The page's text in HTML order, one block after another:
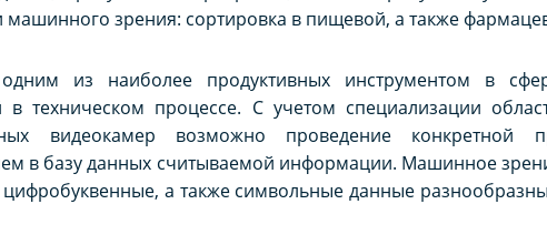
машинного зрения: сортировка в пищевой, а также
из наиболее продуктивных инструментом в
в техническом процессе. С учетом специализации
видеокамер возможно проведение конкретной
в базу данных считываемой информации. Машинное
цифробуквенные, а также символьные данные